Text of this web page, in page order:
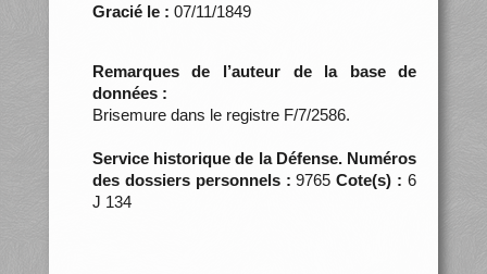
Gracié le : 07/11/1849
Remarques de l’auteur de la base de
données :
Brisemure dans le registre F/7/2586.
Service historique de la Défense. Numéros
des dossiers personnels :9765Cote(s) : 6
J 134